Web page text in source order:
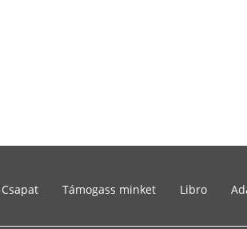
Csapat Támogass minket Libro